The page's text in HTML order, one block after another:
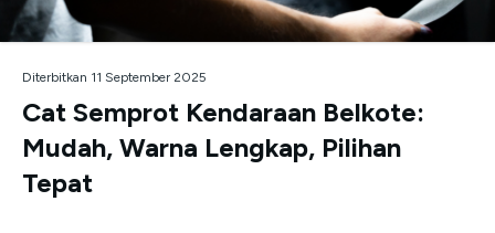
Diterbitkan 11 September 2025
Cat Semprot Kendaraan Belkote:
Mudah, Warna Lengkap, Pilihan
Tepat